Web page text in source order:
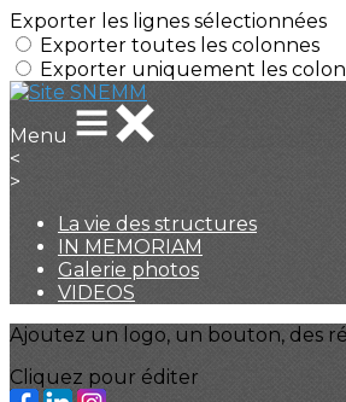
Exporter les lignes sélectionnées
Exporter toutes les colonnes
Exporter uniquement les
Menu
<
>
La vie des structures
IN MEMORIAM
Galerie photos
VIDEOS
Ajoutez un logo, un bouton, des
Cliquez pour éditer